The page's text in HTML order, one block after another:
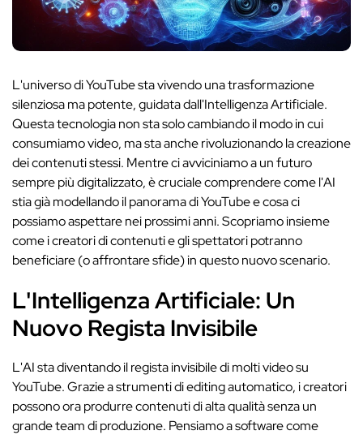
L'universo di YouTube sta vivendo una trasformazione
silenziosa ma potente, guidata dall'Intelligenza Artificiale.
Questa tecnologia non sta solo cambiando il modo in cui
consumiamo video, ma sta anche rivoluzionando la creazione
dei contenuti stessi. Mentre ci avviciniamo a un futuro
sempre più digitalizzato, è cruciale comprendere come l'AI
stia già modellando il panorama di YouTube e cosa ci
possiamo aspettare nei prossimi anni. Scopriamo insieme
come i creatori di contenuti e gli spettatori potranno
beneficiare (o affrontare sfide) in questo nuovo scenario.
L'Intelligenza Artificiale: Un
Nuovo Regista Invisibile
L'AI sta diventando il regista invisibile di molti video su
YouTube. Grazie a strumenti di editing automatico, i creatori
possono ora produrre contenuti di alta qualità senza un
grande team di produzione. Pensiamo a software come